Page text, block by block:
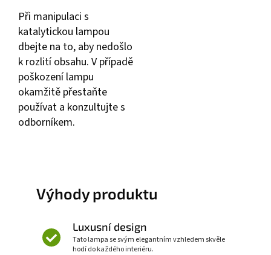
Při manipulaci s
katalytickou lampou
dbejte na to, aby nedošlo
k rozlití obsahu. V případě
poškození lampu
okamžitě přestaňte
používat a konzultujte s
odborníkem.
Výhody produktu
Luxusní design
Tato lampa se svým elegantním vzhledem skvěle
hodí do každého interiéru.